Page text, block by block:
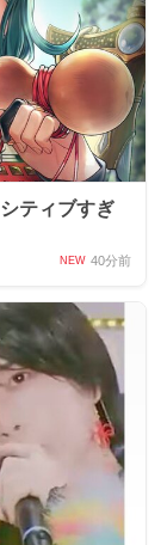
ティブすぎ
NEW 40分前